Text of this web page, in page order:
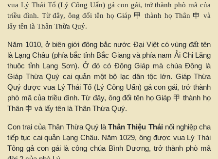
vua Lý Thái Tổ (Lý Công Uẩn) gả con gái, trở thành phò mã của
triều đình. Từ đây, ông đổi tên họ Giáp 甲 thành họ Thân 申 và
lấy tên là Thân Thừa Quý.
Năm 1010, ở biên giới đông bắc nước Đại Việt có vùng đất tên
là Lạng Châu (phía bắc tỉnh Bắc Giang và phía nam Ải Chi Lăng
thuộc tỉnh Lạng Sơn). Ở đó có Động Giáp mà chúa Động là
Giáp Thừa Quý cai quản một bộ lạc dân tộc lớn. Giáp Thừa
Quý được vua Lý Thái Tổ (Lý Công Uẩn) gả con gái, trở thành
phò mã của triều đình. Từ đây, ông đổi tên họ Giáp 甲 thành họ
Thân 申 và lấy tên là Thân Thừa Quý.
Con trai của Thân Thừa Quý làThân Thiệu Tháinối nghiệp cha
tiếp tục cai quản Lạng Châu. Năm 1029, ông được vua Lý Thái
Tông gả con gái là công chúa Bình Dương, trở thành phò mã